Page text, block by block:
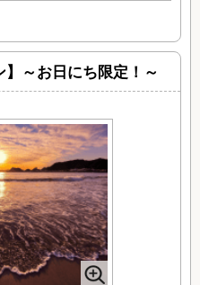
】～お日にち限定！～